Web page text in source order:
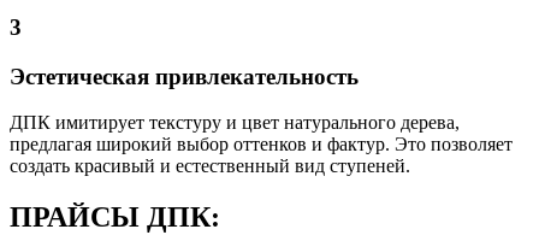
3
Эстетическая привлекательность
ДПК имитирует текстуру и цвет натурального дерева,
предлагая широкий выбор оттенков и фактур. Это позволяет
создать красивый и естественный вид ступеней.
ПРАЙСЫ ДПК: